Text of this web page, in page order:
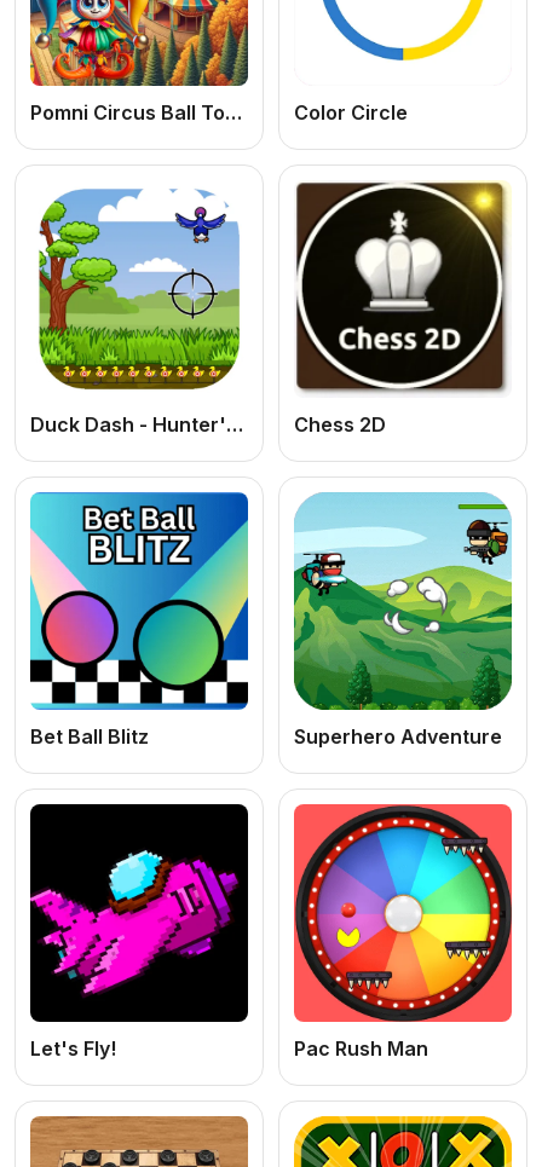
Pomni Circus Ball Toy Collector Color Circle
Duck Dash - Hunter's Challenge Chess 2D
Bet Ball Blitz Superhero Adventure
Let's Fly! Pac Rush Man